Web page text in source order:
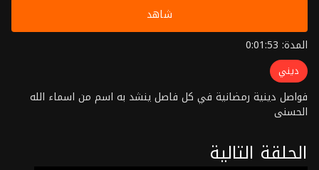
شاهد
المدة: 0:01:53
ديني
فواصل دينية رمضانية في كل فاصل ينشد به اسم من اسماء الله
الحسنى
الحلقة التالية